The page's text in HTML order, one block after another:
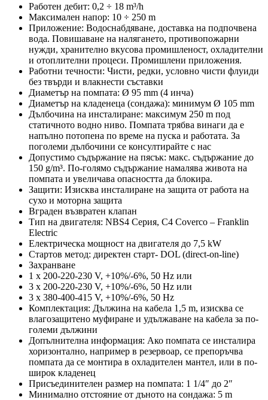
Работен дебит: 0,2 ÷ 18 m³/h
Максимален напор: 10 ÷ 250 m
Приложение: Водоснабдяване, доставка на подпочвена
вода. Повишаване на налягането, противопожарни
нужди, хранително вкусова промишленост, охладителни
и отоплителни процеси. Промишлени приложения.
Работни течности: Чисти, редки, условно чисти флуиди
без твърди и влакнести съставки
Диаметър на помпата: Ø 95 mm (4 инча)
Диаметър на кладенеца (сондажа): минимум Ø 105 mm
Дълбочина на инсталиране: максимум 250 m под
статичното водно ниво. Помпата трябва винаги да е
напълно потопена по време на пуска и работата. За
поголеми дълбочини се консултирайте с нас
Допустимо съдържание на пясък: макс. съдържание до
150 g/m³. По-голямо съдържание намалява живота на
помпата и увеличава опасността да блокира.
Защити: Изисква инсталиране на защита от работа на
сухо и моторна защита
Вграден възвратен клапан
Тип на двигателя: NBS4 Серия, C4 Coverco – Franklin
Electric
Eлектрическа мощност на двигателя до 7,5 kW
Стартов метод: директен старт- DOL (direct-on-line)
Захранване
1 x 200-220-230 V, +10%/-6%, 50 Hz или
3 x 200-220-230 V, +10%/-6%, 50 Hz или
3 x 380-400-415 V, +10%/-6%, 50 Hz
Комплектация: Дължина на кабела 1,5 m, изисква се
влагозащитено муфиране и удължаване на кабела за по-
големи дължини
Допълнителна информация: Ако помпата се инсталира
хоризонтално, например в резервоар, се препоръчва
помпата да се монтира в охладителен мантел, или в по-
широк кладенец
Присъединителен размер на помпата: 1 1/4″ до 2″
Минимално отстояние от дъното на сондажа: 5 m